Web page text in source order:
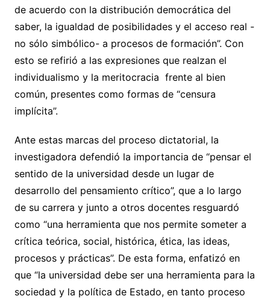
de acuerdo con la distribución democrática del
saber, la igualdad de posibilidades y el acceso real -
no sólo simbólico- a procesos de formación”. Con
esto se refirió a las expresiones que realzan el
individualismo y la meritocracia frente al bien
común, presentes como formas de “censura
implícita”.
Ante estas marcas del proceso dictatorial, la
investigadora defendió la importancia de “pensar el
sentido de la universidad desde un lugar de
desarrollo del pensamiento crítico”, que a lo largo
de su carrera y junto a otros docentes resguardó
como “una herramienta que nos permite someter a
crítica teórica, social, histórica, ética, las ideas,
procesos y prácticas”. De esta forma, enfatizó en
que “la universidad debe ser una herramienta para la
sociedad y la política de Estado, en tanto proceso